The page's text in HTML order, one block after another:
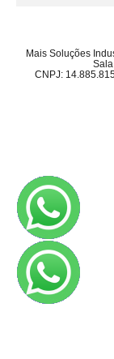
Mais Soluções
CNPJ: